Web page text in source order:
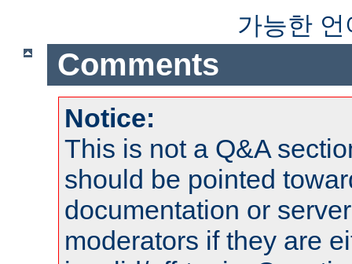
가능한
Comments
Notice:
This is not a Q&A
should be pointed
documentation or
moderators if they are